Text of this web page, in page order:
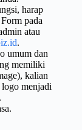
harap
pada
atau
.
umum dan
memiliki
kalian
menjadi